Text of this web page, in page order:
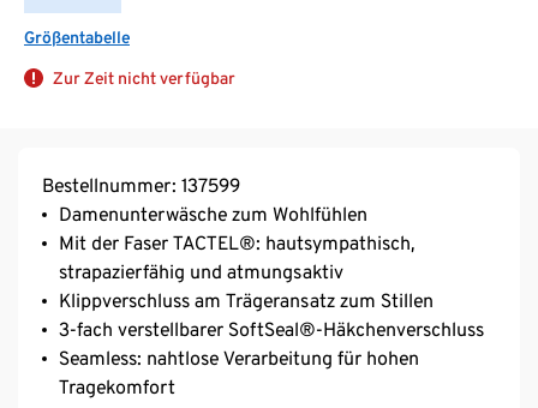
Größentabelle
Zur Zeit nicht verfügbar
Bestellnummer: 137599
Damenunterwäsche zum Wohlfühlen
Mit der Faser TACTEL®: hautsympathisch,
strapazierfähig und atmungsaktiv
Klippverschluss am Trägeransatz zum Stillen
3-fach verstellbarer SoftSeal®-Häkchenverschluss
Seamless: nahtlose Verarbeitung für hohen
Tragekomfort